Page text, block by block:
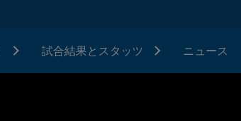
試合結果とスタッツ ニュース